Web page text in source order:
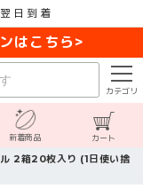
日到着
はこちら>
カテゴリ
新着商品 カート
2箱20枚入り (1日使い捨